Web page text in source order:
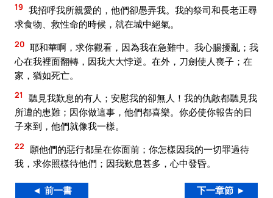
19 我招呼我所親愛的，他們卻愚弄我。我的祭司和長老正尋
求食物、救性命的時候，就在城中絕氣。
20 耶和華啊，求你觀看，因為我在急難中。我心腸擾亂；我
心在我裡面翻轉，因我大大悖逆。在外，刀劍使人喪子；在
家，猶如死亡。
21
聽見我歎息的有人；安慰我的卻無人！我的仇敵都聽見我
所遭的患難；因你做這事，他們都喜樂。你必使你報告的日
子來到，他們就像我一樣。
22 願他們的惡行都呈在你面前；你怎樣因我的一切罪過待
我，求你照樣待他們；因我歎息甚多，心中發昏。
◄ 前一書 下一章節 ►